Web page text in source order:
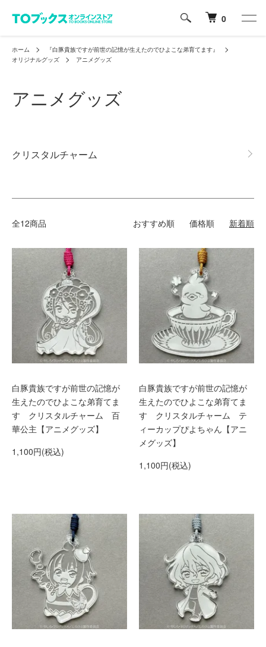
0
ホーム
『白豚貴族ですが前世の記憶が生えたのでひよこな弟育てます』
オリジナルグッズ
アニメグッズ
アニメグッズ
クリスタルチャーム
全12商品 おすすめ順 価格順 新着順
白豚貴族ですが前世の記憶が
生えたのでひよこな弟育てま
す クリスタルチャーム 百
華公主【アニメグッズ】
1,100円(税込)
白豚貴族ですが前世の記憶が
生えたのでひよこな弟育てま
す クリスタルチャーム テ
ィーカップぴよちゃん【アニ
メグッズ】
1,100円(税込)